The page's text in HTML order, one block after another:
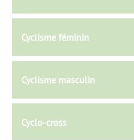
Cyclisme féminin
Cyclisme masculin
Cyclo-cross